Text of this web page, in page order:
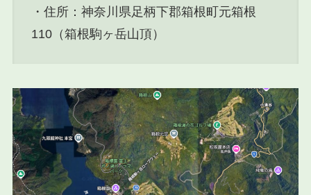
・住所：神奈川県足柄下郡箱根町元箱根
110（箱根駒ヶ岳山頂）